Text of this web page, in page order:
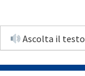
Ascolta il testo